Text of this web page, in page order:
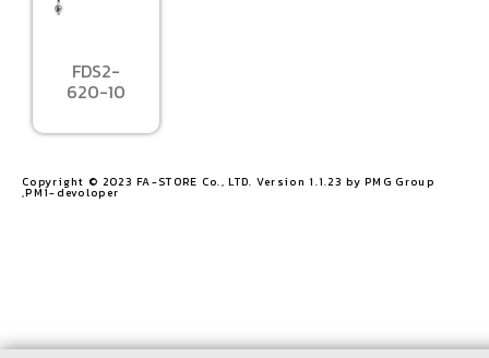
FDS2-
620-10
Copyright © 2023 FA-STORE Co., LTD. Version 1.1.23 by PMG Group
,PM1-devoloper​